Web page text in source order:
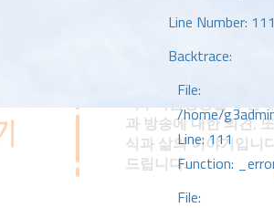
Line Number: 111
Backtrace:
File:
/home/
Line: 111
Function:
File:
미주복음방송을 후원
과 방송에 대한 의견,
식과 삶의 이야기입니
드립니다.